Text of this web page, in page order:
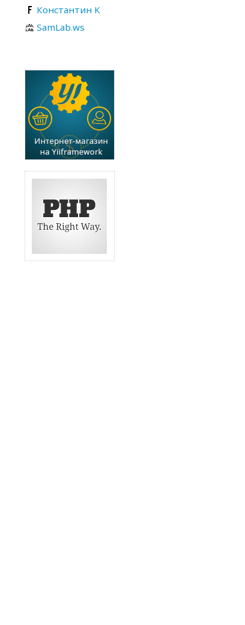
Константин К
SamLab.ws